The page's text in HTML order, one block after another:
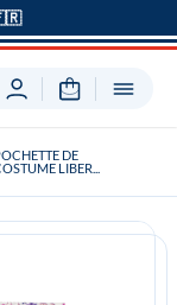
DE
LIBER...